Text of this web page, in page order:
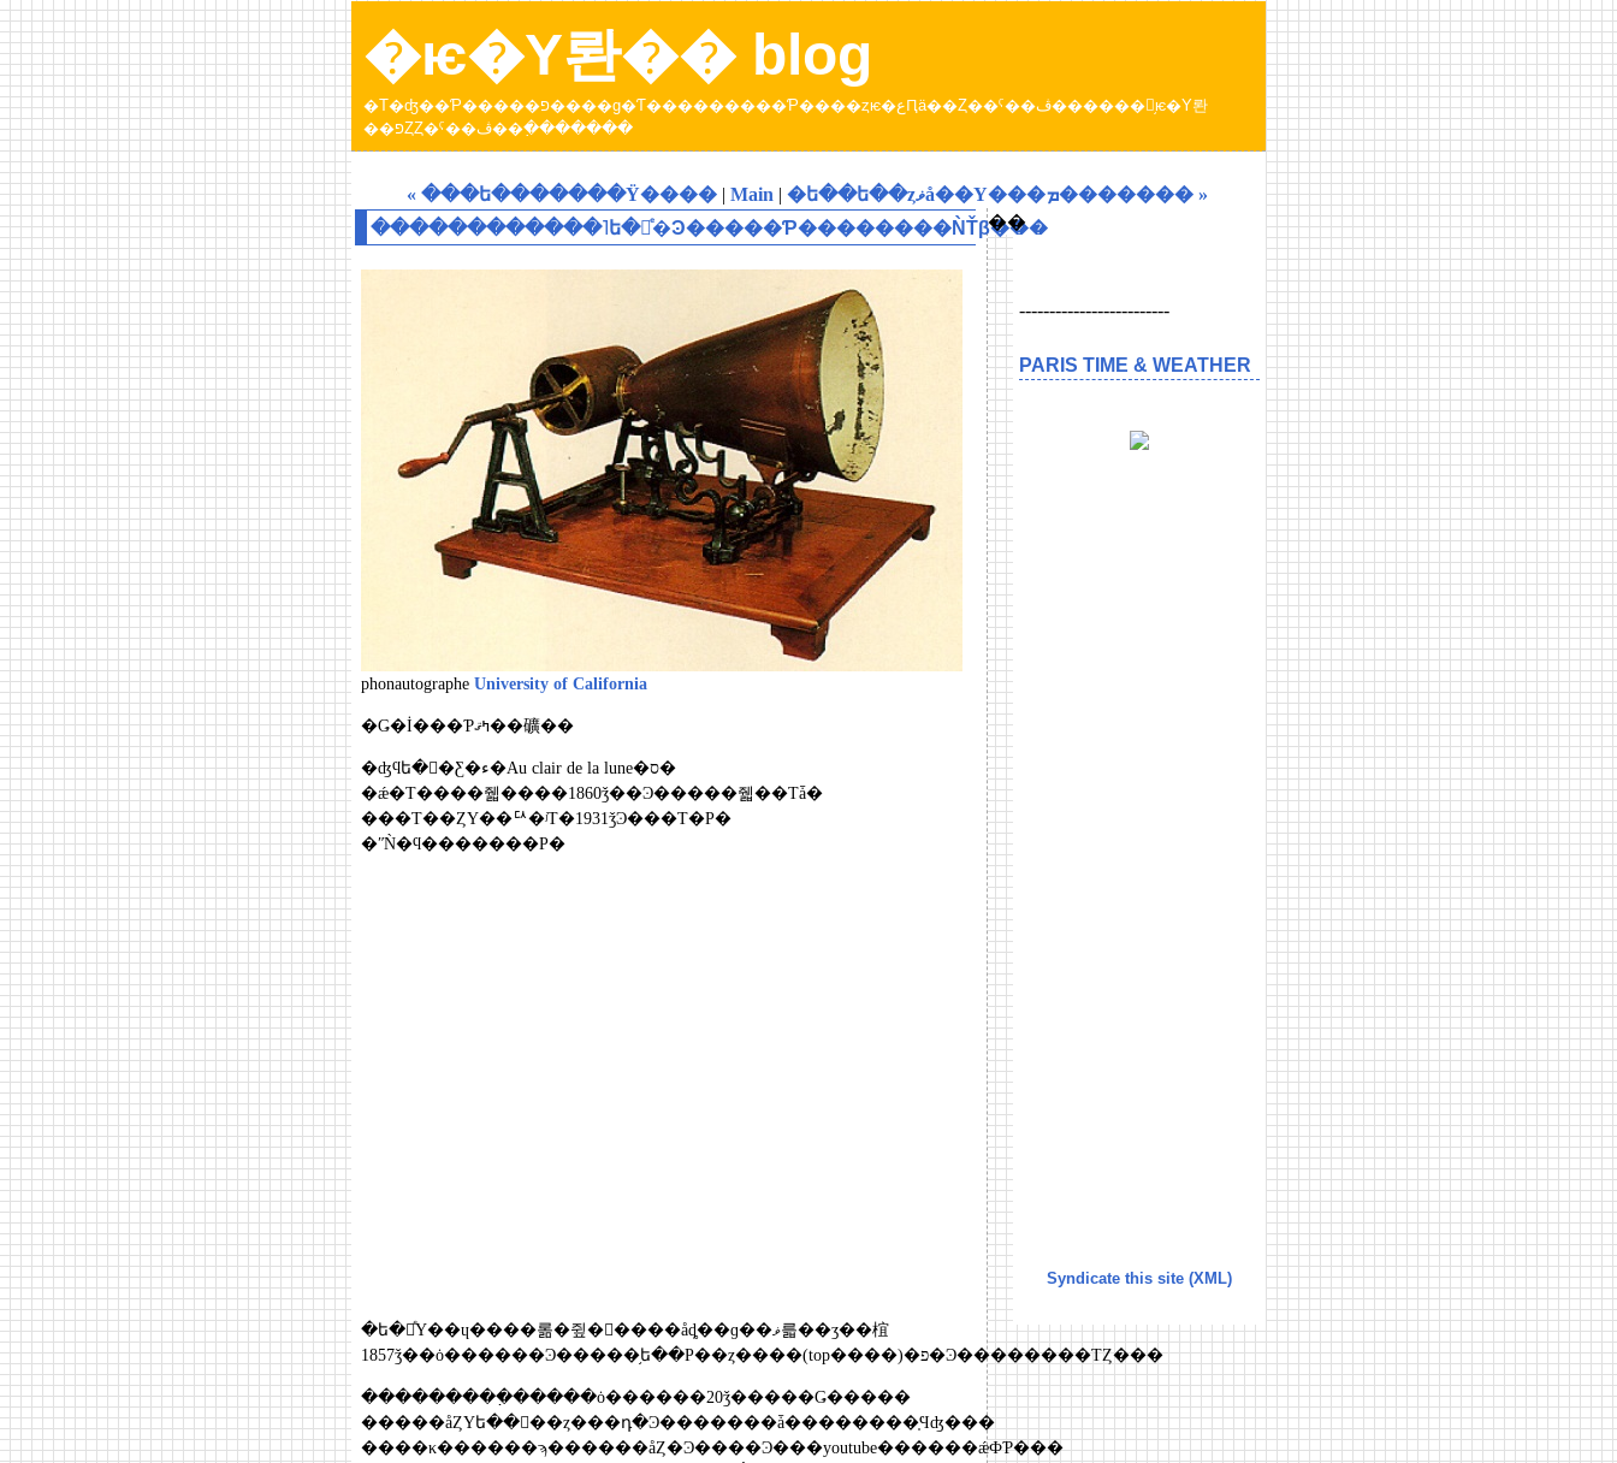
�ѥ�Υ롼�� blog
�Τ�ʤ��Ƥ�����פ����ɡ�Ƭ���������Ƥ����ȥѥ�عԤä��Ȥ��ˤ��ڤ������󡣡֥ѥ�Υ롼
��פȤȤ�ˤ��ڤ��߲�������
« ���ե�������Ÿ���� | Main |
�ե��ե��ȥޥå��Υ���ܡ������� »
��
������������˥ե�󥹿ͤ�Ͽ�����Ƥ��������ǸŤβ���
phonautographe University of California
�Ǥ�İ���Ƥߤޤ��礦��
�ʤϥե�󥹤�Ƹ�ء�Au clair de la lune�ס�
�ǽ�Τ����줿����1860ǯ��Ͽ�����줿��Τǡ�
���Τ��ȤΥ��ꥢ�ʲΤ�1931ǯϿ���Τ�Ρ�
�ʺǸ�ϥ�������Ρ�
�ե�󥹿ͤΥ��ɥ����롦�쥪�󡦥����åȡ��ɡ��ޥ륿��ӡ��椬
1857ǯ��ȯ������Ͽ�����֥ե��Ρ��ȥ����(top����)�פ�Ͽ��������ΤȤ���
���������߲�����ȯ������20ǯ�����Ǥ�����
�����åȤΥե��󥪡��ȥ���դ�Ͽ�������ǡ��������֤Ϥʤ���
����κ������ϡ������åȤ�Ͽ����Ͽ���youtube������ǽФƤ���
-------------------------
PARIS TIME & WEATHER
Syndicate this site (XML)